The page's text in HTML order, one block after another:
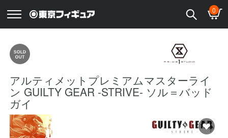
0
アルティメットプレミアムマスターライ
ン GUILTY GEAR -STRIVE- ソル＝バッド
ガイ